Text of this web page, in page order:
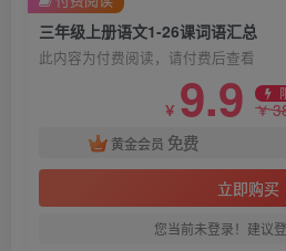
三年级上册语文1-26课词语汇总
此内容为付费阅读，请付费后查看
￥ 9.9 ￥
黄金会员 免费
立即购买
您当前未登录！建议